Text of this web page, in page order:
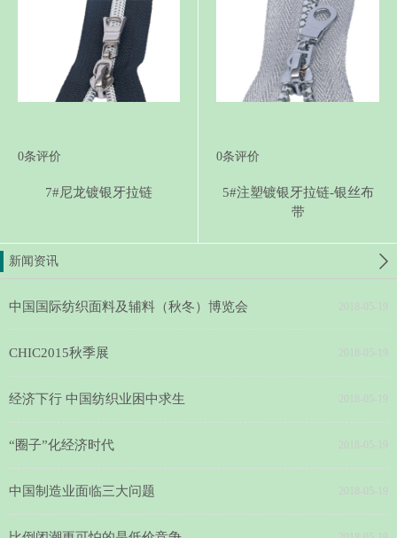
0条评价
7#尼龙镀银牙拉链
0条评价
5#注塑镀银牙拉链-银丝布
带
新闻资讯
中国国际纺织面料及辅料（秋冬）博览会 2018-05-19
CHIC2015秋季展 2018-05-19
经济下行 中国纺织业困中求生 2018-05-19
“圈子”化经济时代 2018-05-19
中国制造业面临三大问题 2018-05-19